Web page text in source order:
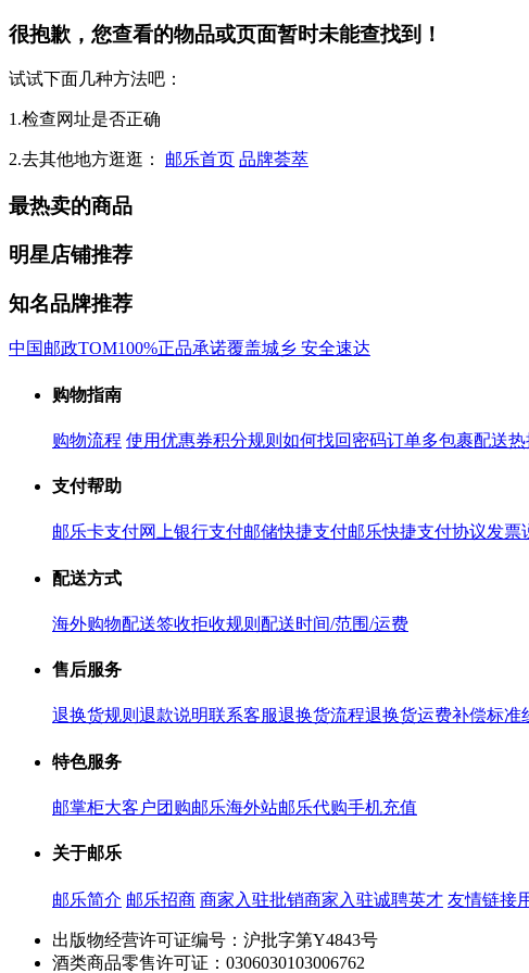
很抱歉，您查看的物品或页面暂时未能查找到！
试试下面几种方法吧：
1.检查网址是否正确
2.去其他地方逛逛： 邮乐首页 品牌荟萃
最热卖的商品
明星店铺推荐
知名品牌推荐
中国邮政TOM100%正品承诺覆盖城乡 安全速达
购物指南
购物流程 使用优惠券积分规则 如何找回密码订单多包裹配送热
支付帮助
邮乐卡支付网上银行支付邮储快捷支付邮乐快捷支付协议发票
配送方式
海外购物配送签收拒收规则 配送时间/范围/运费
售后服务
退换货规则 退款说明联系客服退换货流程退换货运费补偿标准
特色服务
邮掌柜大客户团购邮乐海外站邮乐代购手机充值
关于邮乐
邮乐简介 邮乐招商 商家入驻批销商家入驻诚聘英才 友情链接
出版物经营许可证编号：沪批字第Y4843号
酒类商品零售许可证：0306030103006762